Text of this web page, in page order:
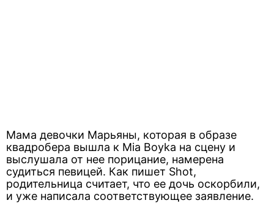
Мама девочки Марьяны, которая в образе
квадробера вышла к Mia Boyka на сцену и
выслушала от нее порицание, намерена
судиться певицей. Как пишет Shot,
родительница считает, что ее дочь оскорбили,
и уже написала соответствующее заявление.